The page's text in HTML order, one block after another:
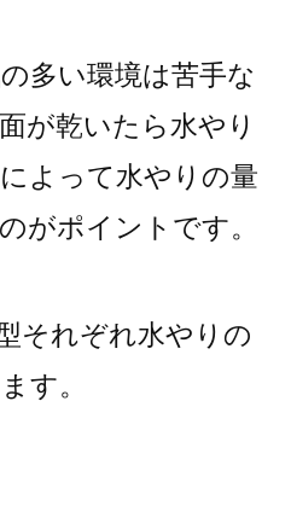
多い環境は苦手な
が乾いたら水やり
よって水やりの量
がポイントです。
それぞれ水やりの
す。